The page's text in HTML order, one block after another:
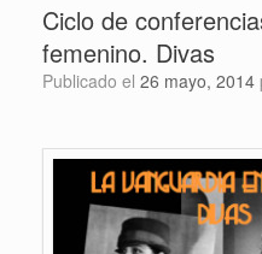
Ciclo de
femenino. Divas
Publicado el 26 mayo, 2014